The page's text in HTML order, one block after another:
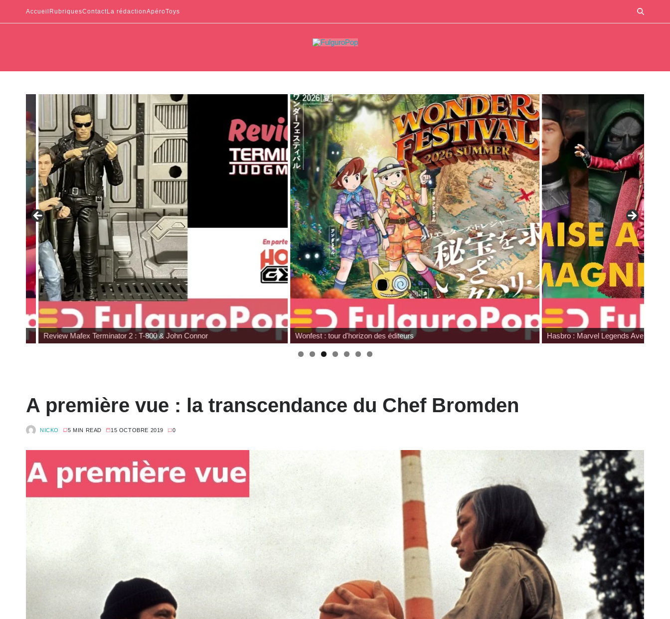
Accueil RubriquesContactLa rédactionApéroToys
Review Mafex Terminator 2 : T-800 & John Connor Wonfest : tour d'horizon des éditeurs Hasbro : Marvel Legends Avengers
A première vue : la transcendance du Chef Bromden
NICKO 5 MIN READ 15 OCTOBRE 2019 0